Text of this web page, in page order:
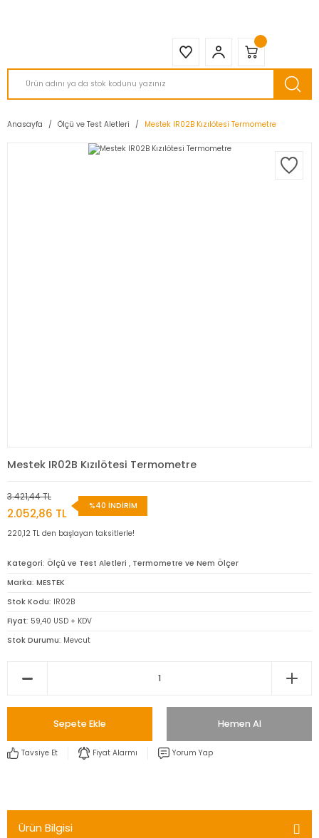
Anasayfa Ölçü ve Test Aletleri Mestek IR02B Kızılötesi Termometre
Mestek IR02B Kızılötesi Termometre
3.421,44 TL
2.052,86 TL
%40 İNDİRİM
220,12 TL den başlayan taksitlerle!
Kategori Ölçü ve Test Aletleri , Termometre ve Nem Ölçer
Marka MESTEK
Stok Kodu IR02B
Fiyat 59,40 USD + KDV
Stok Durumu Mevcut
Sepete Ekle Hemen Al
Tavsiye Et Fiyat Alarmı Yorum Yap
Ürün Bilgisi